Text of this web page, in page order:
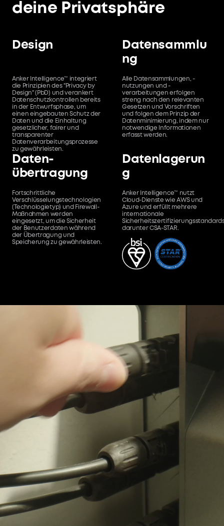
deine Privatsphäre
Design
Anker Intelligence™ integriert
die Prinzipien des "Privacy by
Design" (PbD) und verankert
Datenschutzkontrollen bereits
in der Entwurfsphase, um
einen eingebauten Schutz der
Daten und die Einhaltung
gesetzlicher, fairer und
transparenter
Datenverarbeitungsprozesse
zu gewährleisten.
Datensammlu
ng
Alle Datensammlungen, -
nutzungen und -
verarbeitungen erfolgen
streng nach den relevanten
Gesetzen und Vorschriften
und folgen dem Prinzip der
Datenminimierung, indem nur
notwendige Informationen
erfasst werden.
Daten-
übertragung
Fortschrittliche
Verschlüsselungstechnologien
(Technologietyp) und Firewall-
Maßnahmen werden
eingesetzt, um die Sicherheit
der Benutzerdaten während
der Übertragung und
Speicherung zu gewährleisten.
Datenlagerun
g
Anker Intelligence™ nutzt
Cloud-Dienste wie AWS und
Azure und erfüllt mehrere
internationale
darunter CSA-STAR.